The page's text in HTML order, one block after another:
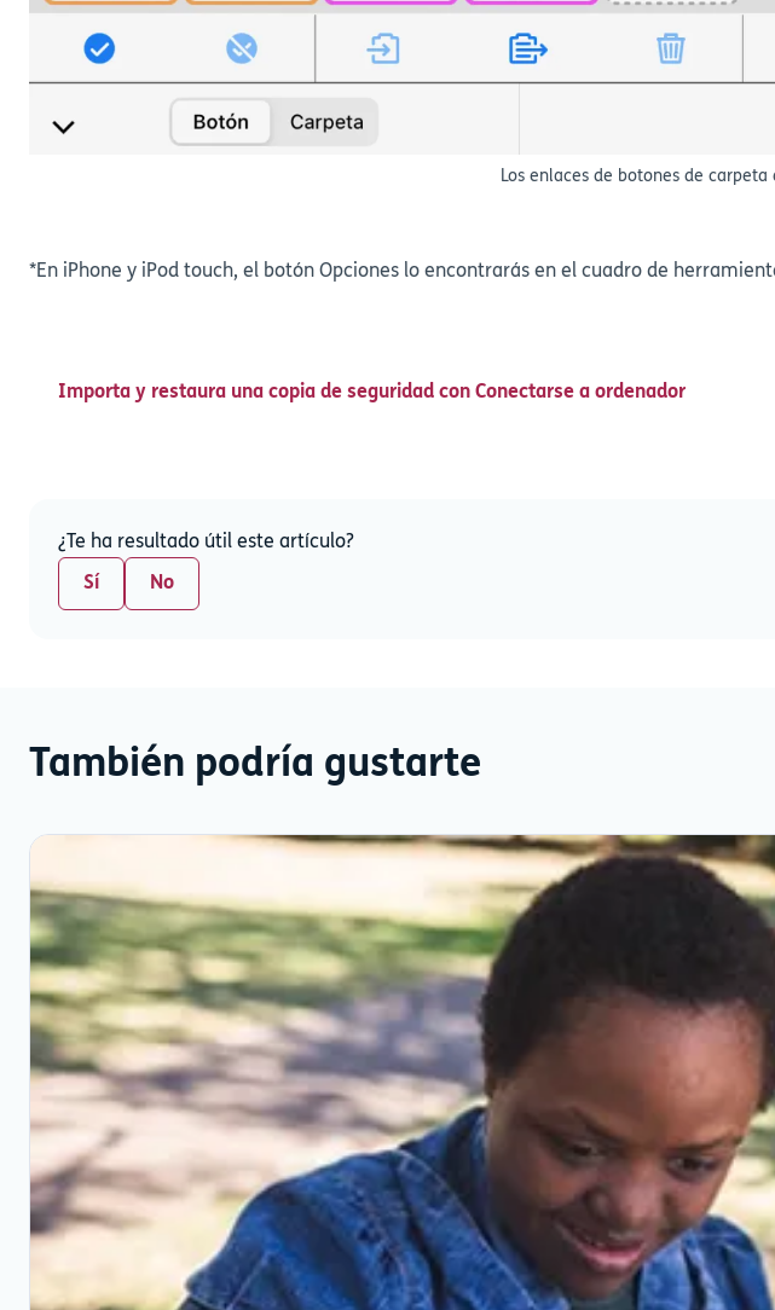
Los enlaces de botones de
*En iPhone y iPod touch, el botón Opciones lo encontrarás en el cuadro de
Importa y restaura una copia de seguridad con Conectarse a ordenador
¿Te ha resultado útil este artículo?
Sí No
También podría gustarte